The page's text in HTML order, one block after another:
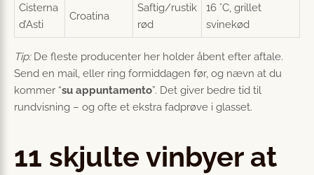
Cisterna
d’Asti
Croatina
Saftig/rustik
rød
16 °C, grillet
svinekød
Tip:De fleste producenter her holder åbent efter aftale.
Send en mail, eller ring formiddagen før, og nævn at du
kommer “su appuntamento”. Det giver bedre tid til
rundvisning – og ofte et ekstra fadprøve i glasset.
11 skjulte vinbyer at